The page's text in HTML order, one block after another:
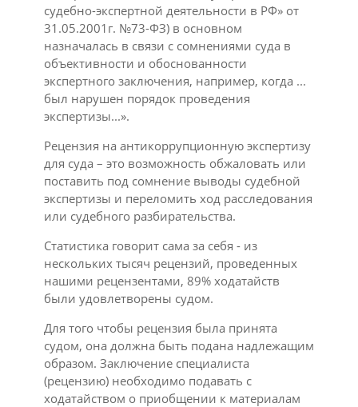
судебно-экспертной деятельности в РФ» от
31.05.2001г. №73-ФЗ) в основном
назначалась в связи с сомнениями суда в
объективности и обоснованности
экспертного заключения, например, когда ...
был нарушен порядок проведения
экспертизы...».
Рецензия на антикоррупционную экспертизу
для суда – это возможность обжаловать или
поставить под сомнение выводы судебной
экспертизы и переломить ход расследования
или судебного разбирательства.
Статистика говорит сама за себя - из
нескольких тысяч рецензий, проведенных
нашими рецензентами, 89% ходатайств
были удовлетворены судом.
Для того чтобы рецензия была принята
судом, она должна быть подана надлежащим
образом. Заключение специалиста
(рецензию) необходимо подавать с
ходатайством о приобщении к материалам